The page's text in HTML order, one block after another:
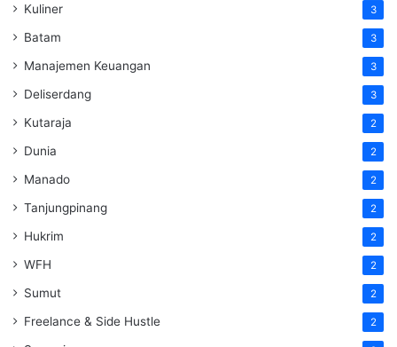
Kuliner 3
Batam 3
Manajemen Keuangan 3
Deliserdang 3
Kutaraja 2
Dunia 2
Manado 2
Tanjungpinang 2
Hukrim 2
WFH 2
Sumut 2
Freelance & Side Hustle 2